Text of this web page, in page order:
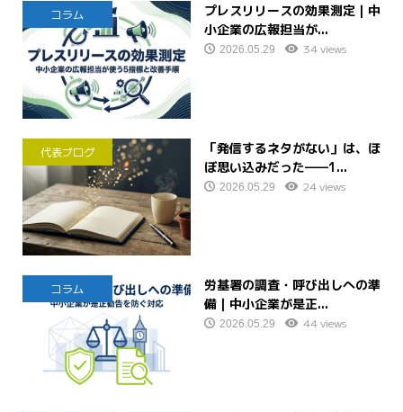
コラム
プレスリリースの効果測定｜中
小企業の広報担当が...
2026.05.29 34 views
代表ブログ
「発信するネタがない」は、ほ
ぼ思い込みだった——1...
2026.05.29 24 views
コラム
労基署の調査・呼び出しへの準
備｜中小企業が是正...
2026.05.29 44 views